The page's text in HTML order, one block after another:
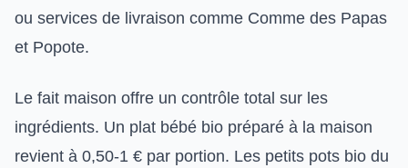
ou services de livraison comme Comme des Papas
et Popote.
Le fait maison offre un contrôle total sur les
ingrédients. Un plat bébé bio préparé à la maison
revient à 0,50-1 € par portion. Les petits pots bio du